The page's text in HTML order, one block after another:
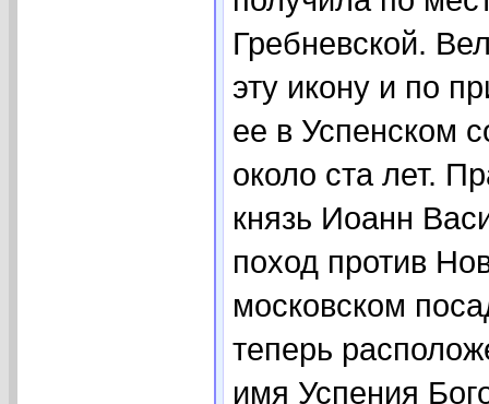
Гребневской.
эту икону и по
ее в Успенском
около ста лет.
князь Иоанн
поход против
московском
теперь
имя Успения